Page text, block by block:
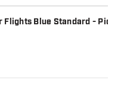
Flights Blue Standard - Piórka